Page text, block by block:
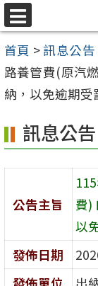
跳
至
主
要
內
區
選
單
首頁 >訊息公告
路養管費(原汽
納，以免逾期受
訊息公告
公告主旨
費)
以
發佈日期